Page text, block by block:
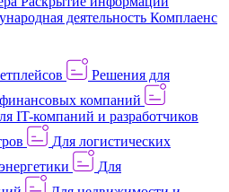
деятельность Комплаенс
Решения для
компаний
IT-компаний и разработчиков
Для логистических
Для